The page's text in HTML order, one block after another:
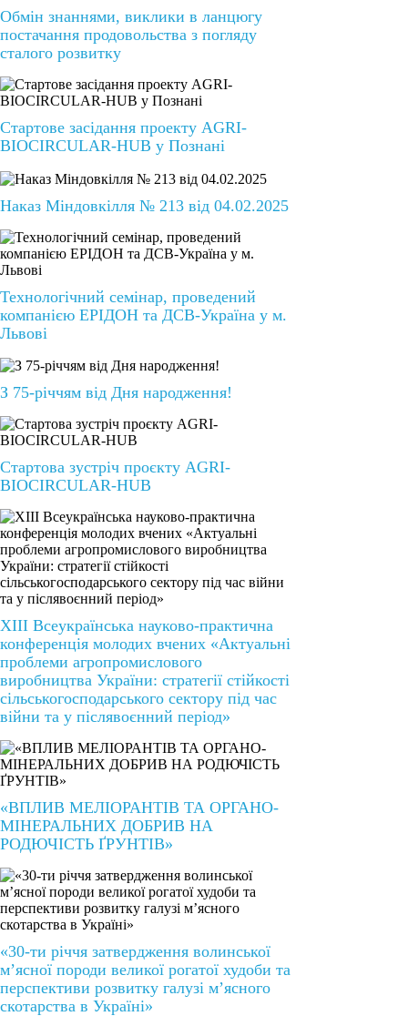
Обмін знаннями, виклики в ланцюгу
постачання продовольства з погляду
сталого розвитку
Стартове засідання проекту AGRI-
BIOCIRCULAR-HUB у Познані
Наказ Міндовкілля № 213 від 04.02.2025
Технологічний семінар, проведений
компанією ЕРІДОН та ДСВ-Україна у м.
Львові
З 75-річчям від Дня народження!
Стартова зустріч проєкту AGRI-
BIOCIRCULAR-HUB
ХІІІ Всеукраїнська науково-практична
конференція молодих вчених «Актуальні
проблеми агропромислового
виробництва України: стратегії стійкості
сільськогосподарського сектору під час
війни та у післявоєнний період»
«ВПЛИВ МЕЛІОРАНТІВ ТА ОРГАНО-
МІНЕРАЛЬНИХ ДОБРИВ НА
РОДЮЧІСТЬ ҐРУНТІВ»
«30-ти річчя затвердження волинської
м’ясної породи великої рогатої худоби та
перспективи розвитку галузі м’ясного
скотарства в Україні»